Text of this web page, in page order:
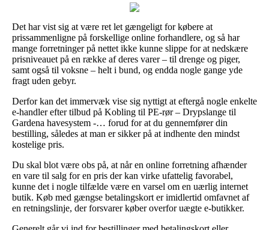
Det har vist sig at være ret let gængeligt for købere at
prissammenligne på forskellige online forhandlere, og så har
mange forretninger på nettet ikke kunne slippe for at nedskære
prisniveauet på en række af deres varer – til drenge og piger,
samt også til voksne – helt i bund, og endda nogle gange yde
fragt uden gebyr.
Derfor kan det immervæk vise sig nyttigt at eftergå nogle enkelte
e-handler efter tilbud på Kobling til PE-rør – Drypslange til
Gardena havesystem -… forud for at du gennemfører din
bestilling, således at man er sikker på at indhente den mindst
kostelige pris.
Du skal blot være obs på, at når en online forretning afhænder
en vare til salg for en pris der kan virke ufattelig favorabel,
kunne det i nogle tilfælde være en varsel om en uærlig internet
butik. Køb med gængse betalingskort er imidlertid omfavnet af
en retningslinje, der forsvarer køber overfor uægte e-butikker.